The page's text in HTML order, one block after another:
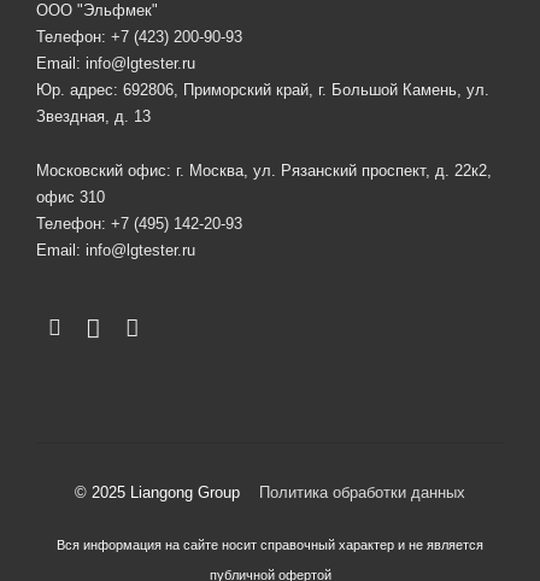
ООО "Эльфмек"
Телефон: +7 (423) 200-90-93
Email: info@lgtester.ru
Юр. адрес: 692806, Приморский край, г. Большой Камень, ул.
Звездная, д. 13
Московский офис: г. Москва, ул. Рязанский проспект, д. 22к2,
офис 310
Телефон: +7 (495) 142-20-93
Email: info@lgtester.ru
© 2025 Liangong Group Политика обработки данных
Вся информация на сайте носит справочный характер и не является
публичной офертой